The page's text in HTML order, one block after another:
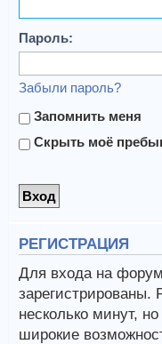
Пароль:
Забыли пароль?
Запомнить меня
Скрыть моё
РЕГИСТРАЦИЯ
Для входа на
зарегистрированы.
несколько минут,
широкие